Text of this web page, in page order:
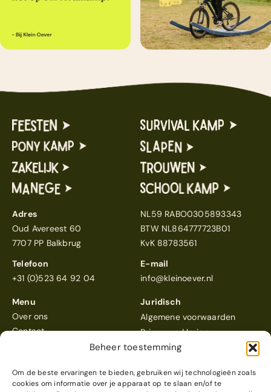
Beheer toestemming
Om de beste ervaringen te bieden, gebruiken wij technologieën zoals
cookies om informatie over je apparaat op te slaan en/of te
Adres
Oud Avereest 60
7707 PP Balkbrug
NL59 RABO0305893343
BTW NL864777723B01
KvK 88783561
Telefoon
+31 (0)523 64 92 04
E-mail
info@kleinoever.nl
Menu
Over ons
Contact
Juridisch
Algemene voorwaarden
Privacyverklaring